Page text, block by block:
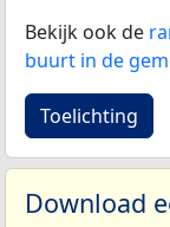
Bekijk ook de
buurt in de
Toelichting
Download